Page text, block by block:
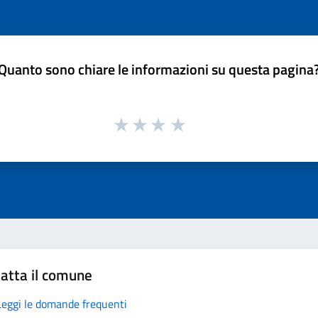
sono chiare le informazioni su questa
il comune
le domande frequenti